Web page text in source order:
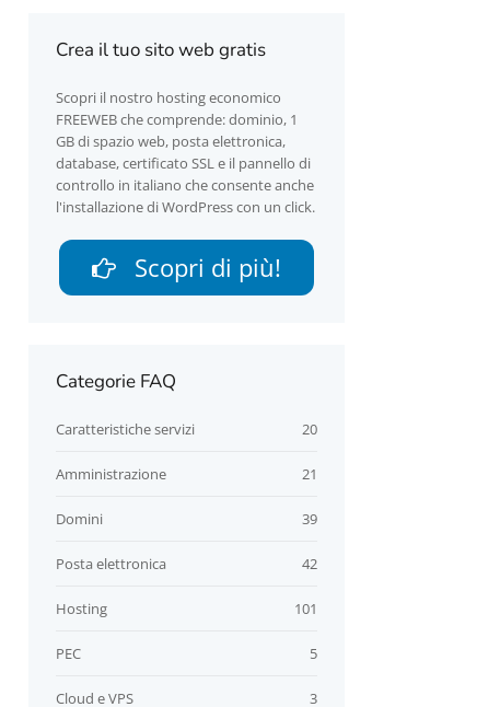
Crea il tuo sito web gratis
Scopri il nostro hosting economico
FREEWEB che comprende: dominio, 1
GB di spazio web, posta elettronica,
database, certificato SSL e il pannello di
controllo in italiano che consente anche
l'installazione di WordPress con un click.
Scopri di più!
Categorie FAQ
20
Caratteristiche servizi
21
Amministrazione
39
Domini
42
Posta elettronica
101
Hosting
5
PEC
3
Cloud e VPS